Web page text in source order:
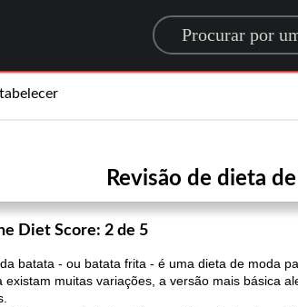
Search for a
Revisão de dieta
Diet Score: 2 de 5
batata - ou batata frita - é uma dieta de moda
existam muitas variações, a versão mais básica